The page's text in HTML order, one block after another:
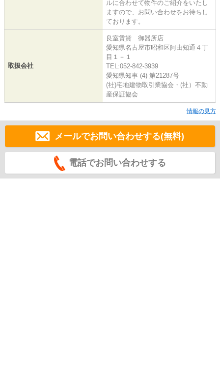
ルに合わせて物件のご紹介をいたし
ますので、お問い合わせをお待ちし
ております。
取扱会社
良室賃貸 御器所店
愛知県名古屋市昭和区阿由知通４丁
目１－１
TEL:052-842-3939
愛知県知事 (4) 第21287号
(社)宅地建物取引業協会・(社）不動
産保証協会
情報の見方
メールでお問い合わせする(無料)
電話でお問い合わせする